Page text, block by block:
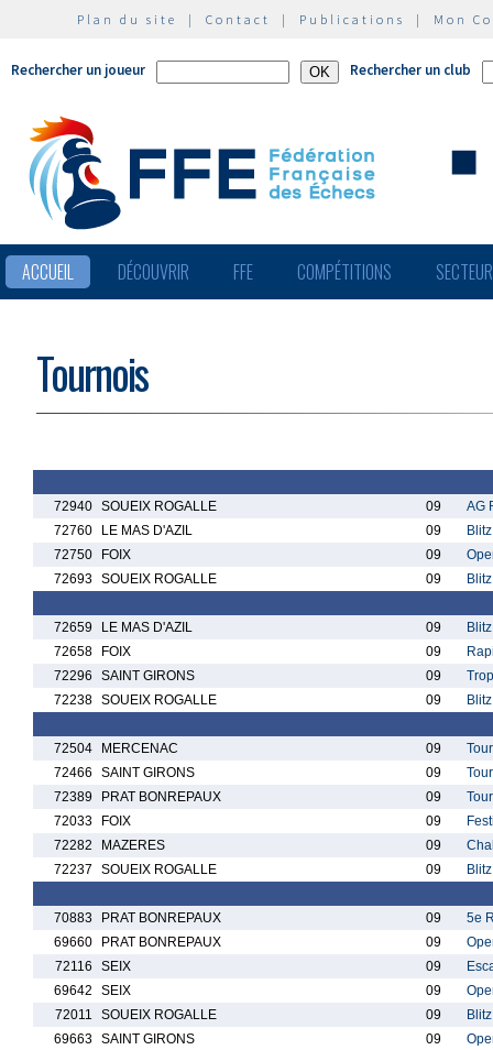
Plan du site | Contact | Publications | Mon
Rechercher un joueur Rechercher un club
ACCUEIL DÉCOUVRIR FFE COMPÉTITIONS
Tournois
72940 SOUEIX ROGALLE 09
AG
72760
LE MAS D'AZIL 09
72750
FOIX 09
72693 SOUEIX ROGALLE 09
72659 LE MAS D'AZIL 09
72658
FOIX 09
72296
SAINT GIRONS 09
72238 SOUEIX ROGALLE 09
72504 MERCENAC 09
72466
SAINT GIRONS 09
72389
PRAT BONREPAUX 09
72033
FOIX 09
72282
MAZERES 09
72237
SOUEIX ROGALLE 09
70883 PRAT BONREPAUX 09
5e
69660
PRAT BONREPAUX 09
72116
SEIX 09
69642
SEIX 09
72011
SOUEIX ROGALLE 09
69663 SAINT GIRONS 09